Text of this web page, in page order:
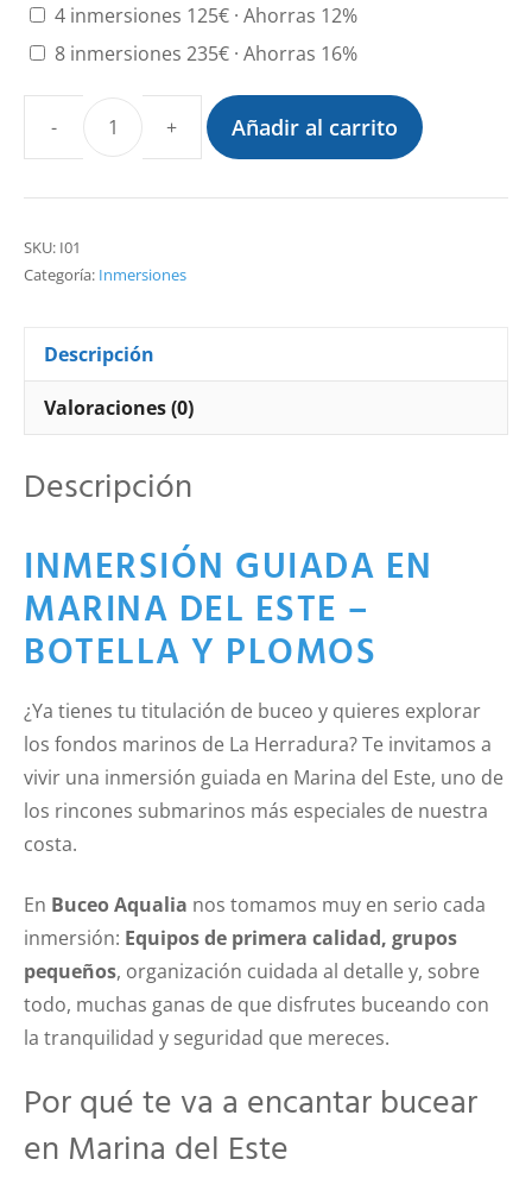
4 inmersiones 125€ · Ahorras 12%
8 inmersiones 235€ · Ahorras 16%
Botella
Añadir al carrito
SKU: I01
Categoría: Inmersiones
Descripción
Valoraciones (0)
Descripción
INMERSIÓN GUIADA EN
MARINA DEL ESTE –
BOTELLA Y PLOMOS
¿Ya tienes tu titulación de buceo y quieres explorar
los fondos marinos de La Herradura? Te invitamos a
vivir una inmersión guiada en Marina del Este, uno de
los rincones submarinos más especiales de nuestra
costa.
En Buceo Aqualia nos tomamos muy en serio cada
inmersión: Equipos de primera calidad, grupos
pequeños, organización cuidada al detalle y, sobre
todo, muchas ganas de que disfrutes buceando con
la tranquilidad y seguridad que mereces.
Por qué te va a encantar bucear
en Marina del Este